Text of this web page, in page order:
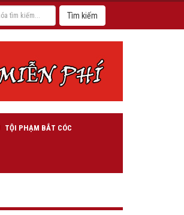
TỘI PHẠM BẮT CÓC